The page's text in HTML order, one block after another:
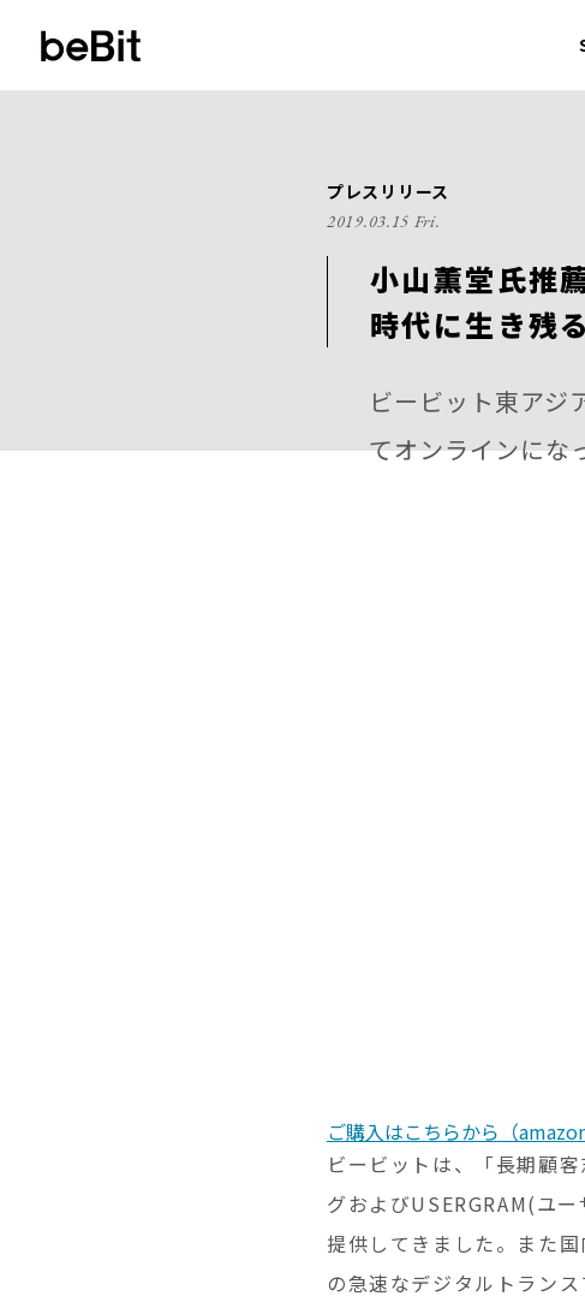
プレスリリース
2019.03.15 Fri.
小山薫堂氏推
時代に生き残
ビービット東アジ
てオンラインにな
ご購入はこちらから（
ビービットは、「長期顧
グおよびUSERGRAM(ユ
提供してきました。また
の急速なデジタルトラン